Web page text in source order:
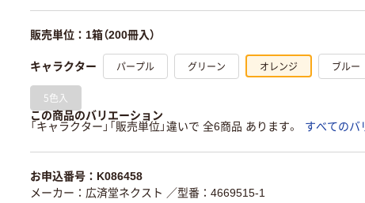
販売単位：1箱（200冊入）
キャラクター パープル グリーン オレンジ ブルー
5色入
この商品のバリエーション
「キャラクター」「販売単位」違いで 全6商品 あります。
すべてのバ
お申込番号：K086458
メーカー：広済堂ネクスト ／型番：4669515-1